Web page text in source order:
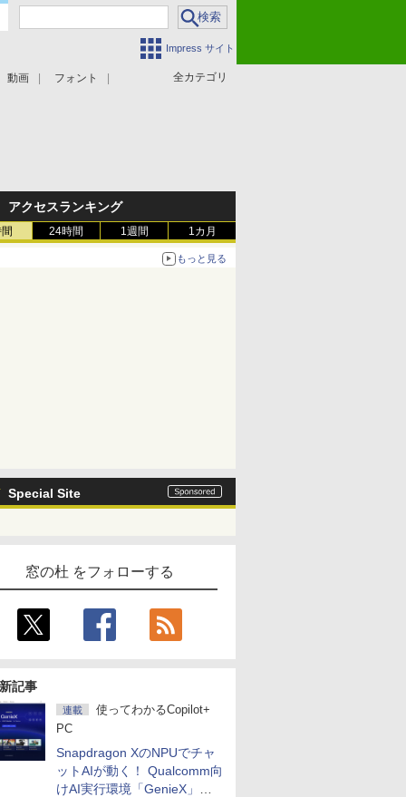
Impress サイト
全カテゴリ
動画 フォント
アクセスランキング
24時間 1週間 1カ月
もっと見る
Special Site
窓の杜 をフォローする
記事
連載
使ってわかるCopilot+
PC
Snapdragon XのNPUでチャ
ットAIが動く！ Qualcomm向
けAI実行環境「GenieX」を